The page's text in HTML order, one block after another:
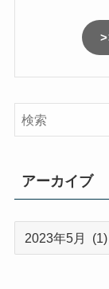
アーカイブ